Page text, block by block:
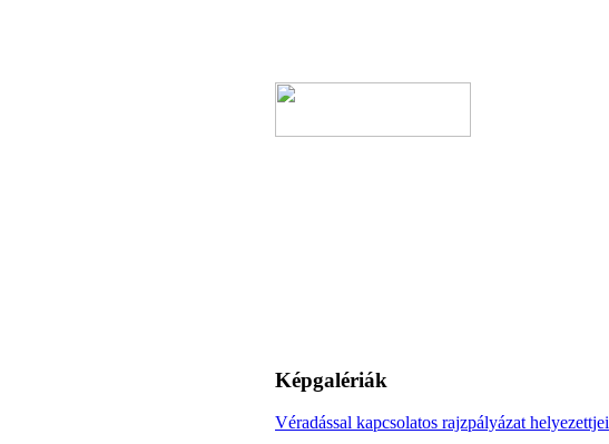
Képgalériák
Véradással kapcsolatos rajzpályázat helyezettjei